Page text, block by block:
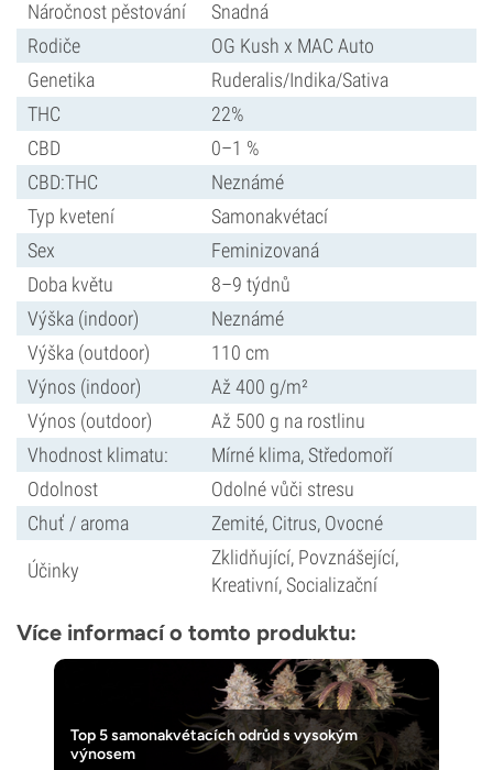
Náročnost pěstování
Snadná
Rodiče
OG Kush x MAC Auto
Genetika
Ruderalis/Indika/Sativa
THC
22%
CBD
0–1 %
CBD:THC
Neznámé
Typ kvetení
Samonakvétací
Sex
Feminizovaná
Doba květu
8–9 týdnů
Výška (indoor)
Neznámé
Výška (outdoor)
110 cm
Výnos (indoor)
Až 400 g/m²
Výnos (outdoor)
Až 500 g na rostlinu
Vhodnost klimatu:
Mírné klima, Středomoří
Odolnost
Odolné vůči stresu
Chuť / aroma
Zemité, Citrus, Ovocné
Účinky
Zklidňující, Povznášející,
Kreativní, Socializační
Více informací o tomto produktu:
Top 5 samonakvétacích odrůd s vysokým
výnosem